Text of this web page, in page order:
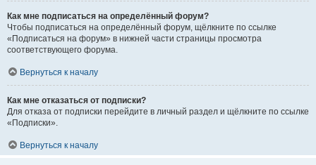
Как мне подписаться на определённый форум?
Чтобы подписаться на определённый форум, щёлкните по ссылке
«Подписаться на форум» в нижней части страницы просмотра
соответствующего форума.
Вернуться к началу
Как мне отказаться от подписки?
Для отказа от подписки перейдите в личный раздел и щёлкните по ссылке
«Подписки».
Вернуться к началу